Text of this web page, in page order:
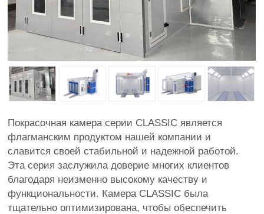
Покрасочная камера серии CLASSIC является
флагманским продуктом нашей компании и
славится своей стабильной и надежной работой.
Эта серия заслужила доверие многих клиентов
благодаря неизменно высокому качеству и
функциональности. Камера CLASSIC была
тщательно оптимизирована, чтобы обеспечить